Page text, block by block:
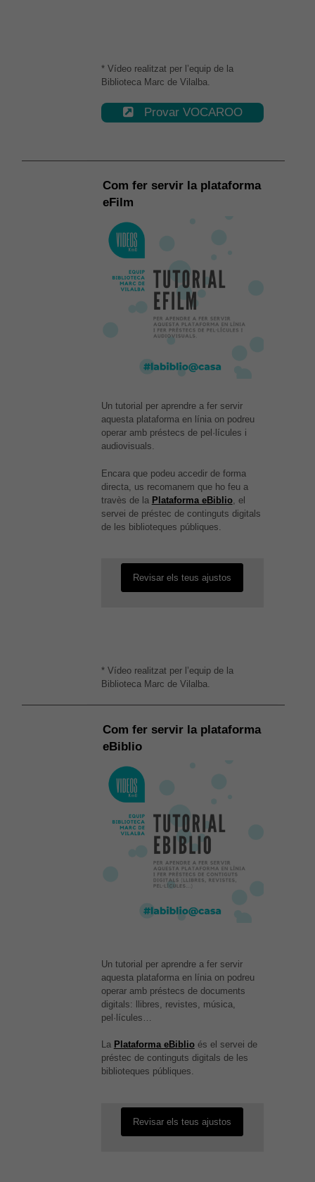
* Vídeo realitzat per l’equip de la
Biblioteca Marc de Vilalba.
Provar VOCAROO
Com fer servir la plataforma
eFilm
Un tutorial per aprendre a fer servir
aquesta plataforma en línia on podreu
operar amb préstecs de pel·lícules i
audiovisuals.
Encara que podeu accedir de forma
directa, us recomanem que ho feu a
travès de la Plataforma eBiblio, el
servei de préstec de continguts digitals
de les biblioteques públiques.
És possible que la vostra
configuració us impedeixi veure
aquest contingut. El més probable
és que tinguis l'experiència
Revisar els teus ajustos
* Vídeo realitzat per l’equip de la
Biblioteca Marc de Vilalba.
Com fer servir la plataforma
eBiblio
Un tutorial per aprendre a fer servir
aquesta plataforma en línia on podreu
operar amb préstecs de documents
digitals: llibres, revistes, música,
pel·lícules…
La Plataforma eBiblioés el servei de
préstec de continguts digitals de les
biblioteques públiques.
configuració us impedeixi veure
aquest contingut. El més probable
és que tinguis l'experiència
Revisar els teus ajustos
Necessàries
opcionals,
són
necessàries
per al bon
Estadístiques
aquestes
cookies.